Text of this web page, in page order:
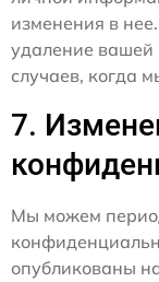
изменения в
удаление
случаев, когда
7.
Мы можем
опубликованы